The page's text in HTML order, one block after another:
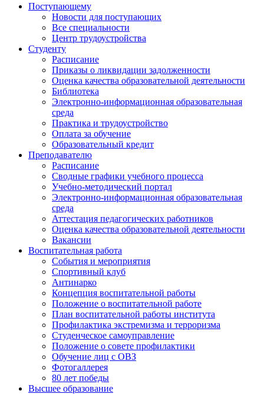
Поступающему
Новости для поступающих
Все специальности
Центр трудоустройства
Студенту
Расписание
Приказы о ликвидации задолженности
Оценка качества образовательной деятельности
Библиотека
Электронно-информационная образовательная
среда
Практика и трудоустройство
Оплата за обучение
Образовательный кредит
Преподавателю
Расписание
Сводные графики учебного процесса
Учебно-методический портал
Электронно-информационная образовательная
среда
Аттестация педагогических работников
Оценка качества образовательной деятельности
Вакансии
Воспитательная работа
События и мероприятия
Спортивный клуб
Антинарко
Концепция воспитательной работы
Положение о воспитательной работе
План воспитательной работы института
Профилактика экстремизма и терроризма
Студенческое самоуправление
Положение о совете профилактики
Обучение лиц с ОВЗ
Фотогаллерея
80 лет победы
Высшее образование